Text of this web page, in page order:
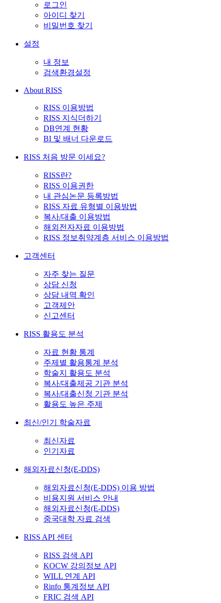
로그인
아이디 찾기
비밀번호 찾기
설정
내 정보
검색환경설정
About RISS
RISS 이용방법
RISS 지식더하기
DB연계 현황
BI 및 배너 다운로드
RISS 처음 방문 이세요?
RISS란?
RISS 이용권한
내 관심논문 등록방법
RISS 자료 유형별 이용방법
복사/대출 이용방법
해외전자자료 이용방법
RISS 정보취약계층 서비스 이용방법
고객센터
자주 찾는 질문
상담 신청
상담 내역 확인
고객제안
신고센터
RISS 활용도 분석
자료 현황 통계
주제별 활용통계 분석
학술지 활용도 분석
복사/대출제공 기관 분석
복사/대출신청 기관 분석
활용도 높은 주제
최신/인기 학술자료
최신자료
인기자료
해외자료신청(E-DDS)
해외자료신청(E-DDS) 이용 방법
비용지원 서비스 안내
해외자료신청(E-DDS)
중국대학 자료 검색
RISS API 센터
RISS 검색 API
KOCW 강의정보 API
WILL 연계 API
Rinfo 통계정보 API
FRIC 검색 API